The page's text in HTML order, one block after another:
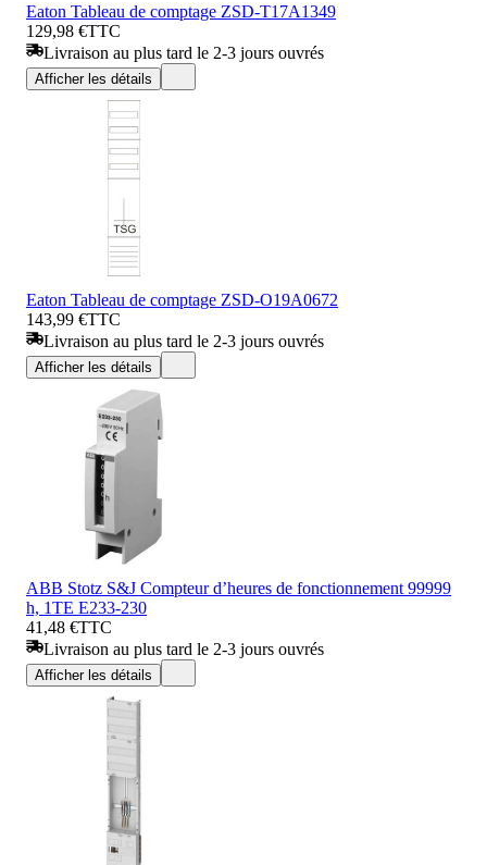
Eaton Tableau de comptage ZSD-T17A1349
129,98 €TTC
Livraison au plus tard le 2-3 jours ouvrés
Afficher les détails
Eaton Tableau de comptage ZSD-O19A0672
143,99 €TTC
Livraison au plus tard le 2-3 jours ouvrés
Afficher les détails
ABB Stotz S&J Compteur d’heures de fonctionnement 99999
h, 1TE E233-230
41,48 €TTC
Livraison au plus tard le 2-3 jours ouvrés
Afficher les détails